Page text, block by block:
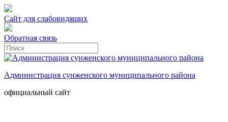
Сайт для слабовидящих
Обратная связь
Администрация сунженского муниципального района
официальный сайт